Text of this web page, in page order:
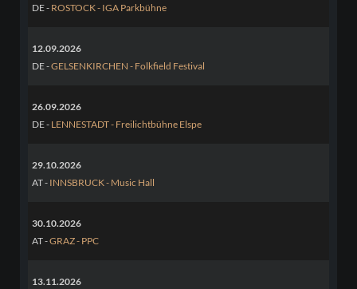
DE - ROSTOCK - IGA Parkbühne
12.09.2026
DE -GELSENKIRCHEN - Folkfield Festival
26.09.2026
DE - LENNESTADT - Freilichtbühne Elspe
29.10.2026
AT - INNSBRUCK - Music Hall
30.10.2026
AT -GRAZ - PPC
13.11.2026